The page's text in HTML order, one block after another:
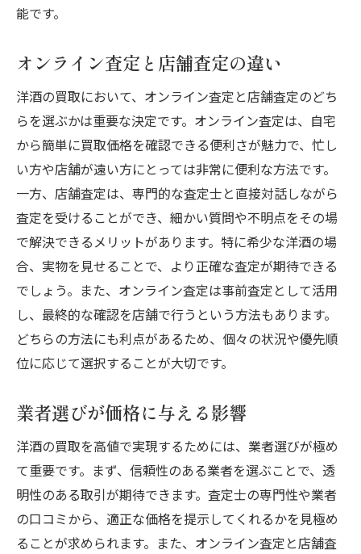
能です。
オンライン査定と店舗査定の違い
洋酒の買取において、オンライン査定と店舗査定のどち
らを選ぶかは重要な決定です。オンライン査定は、自宅
から簡単に買取価格を確認できる便利さが魅力で、忙し
い方や店舗が遠い方にとっては非常に便利な方法です。
一方、店舗査定は、専門的な査定士と直接対話しながら
査定を受けることができ、細かい質問や不明点をその場
で解決できるメリットがあります。特に希少な洋酒の場
合、実物を見せることで、より正確な査定が期待できる
でしょう。また、オンライン査定は事前査定として活用
し、最終的な確認を店舗で行うという方法もあります。
どちらの方法にも利点があるため、個々の状況や優先順
位に応じて選択することが大切です。
業者選びが価格に与える影響
洋酒の買取を高値で実現するためには、業者選びが極め
て重要です。まず、信頼性のある業者を選ぶことで、透
明性のある取引が期待できます。査定士の専門性や業者
の口コミから、適正な価格を提示してくれるかを見極め
ることが求められます。また、オンライン査定と店舗査